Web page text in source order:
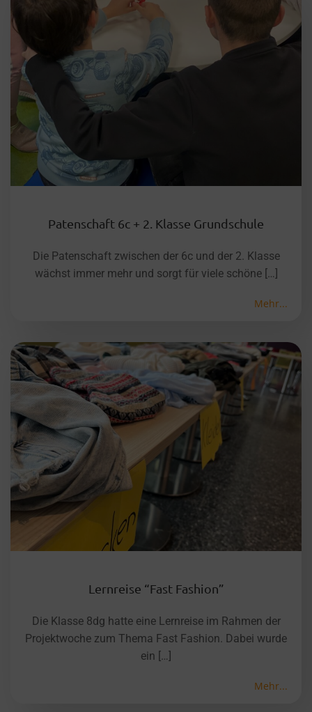
Patenschaft 6c + 2. Klasse Grundschule
Die Patenschaft zwischen der 6c und der 2. Klasse
wächst immer mehr und sorgt für viele schöne […]
Mehr...
Lernreise “Fast Fashion”
Die Klasse 8dg hatte eine Lernreise im Rahmen der
Projektwoche zum Thema Fast Fashion. Dabei wurde
ein […]
Mehr...